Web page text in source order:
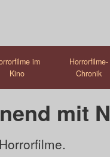
im
Kino
Horrorfilme-
Chronik
mit N